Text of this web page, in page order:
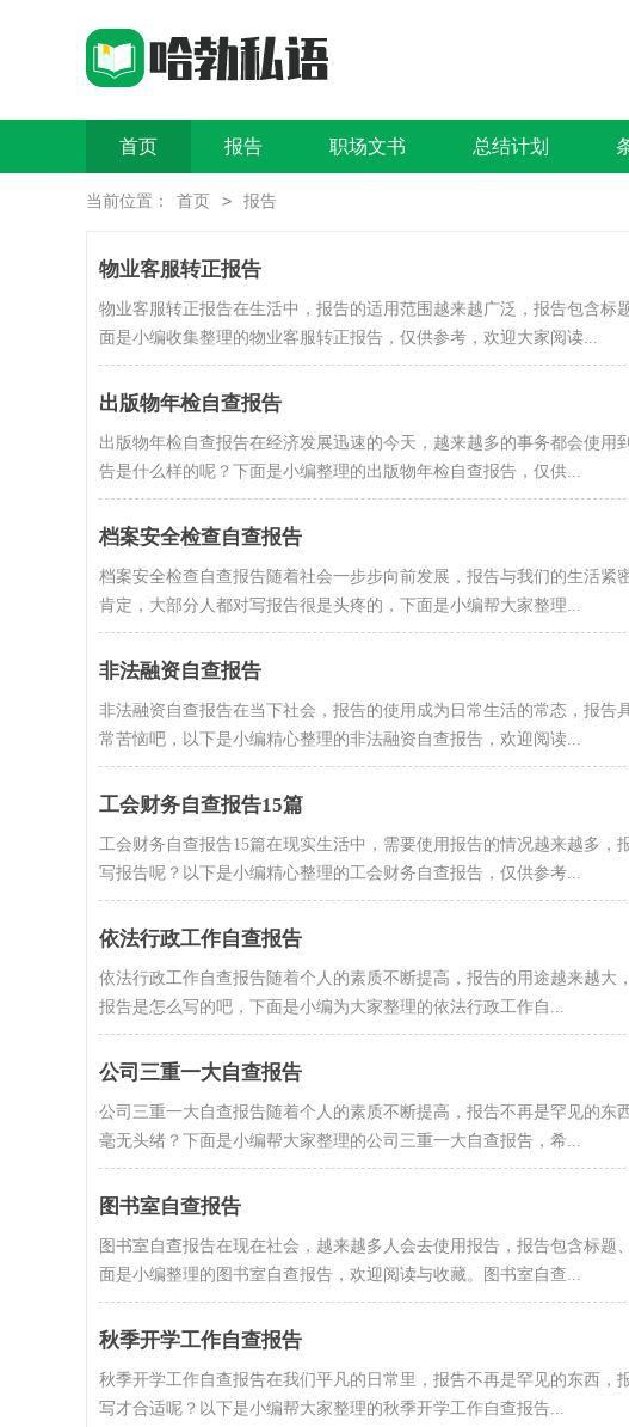
首页 报告 职场文书 总结计划
当前位置： 首页 > 报告
物业客服转正报告
物业客服转正报告在生活中，报告的适用范围越来越广泛，报告包含
面是小编收集整理的物业客服转正报告，仅供参考，欢迎大家阅读...
出版物年检自查报告
出版物年检自查报告在经济发展迅速的今天，越来越多的事务都会使
告是什么样的呢？下面是小编整理的出版物年检自查报告，仅供...
档案安全检查自查报告
档案安全检查自查报告随着社会一步步向前发展，报告与我们的生活
肯定，大部分人都对写报告很是头疼的，下面是小编帮大家整理...
非法融资自查报告
非法融资自查报告在当下社会，报告的使用成为日常生活的常态，报
常苦恼吧，以下是小编精心整理的非法融资自查报告，欢迎阅读...
工会财务自查报告15篇
工会财务自查报告15篇在现实生活中，需要使用报告的情况越来越多
写报告呢？以下是小编精心整理的工会财务自查报告，仅供参考...
依法行政工作自查报告
依法行政工作自查报告随着个人的素质不断提高，报告的用途越来越
报告是怎么写的吧，下面是小编为大家整理的依法行政工作自...
公司三重一大自查报告
公司三重一大自查报告随着个人的素质不断提高，报告不再是罕见的
毫无头绪？下面是小编帮大家整理的公司三重一大自查报告，希...
图书室自查报告
图书室自查报告在现在社会，越来越多人会去使用报告，报告包含标
面是小编整理的图书室自查报告，欢迎阅读与收藏。图书室自查...
秋季开学工作自查报告
秋季开学工作自查报告在我们平凡的日常里，报告不再是罕见的东西
写才合适呢？以下是小编帮大家整理的秋季开学工作自查报告...